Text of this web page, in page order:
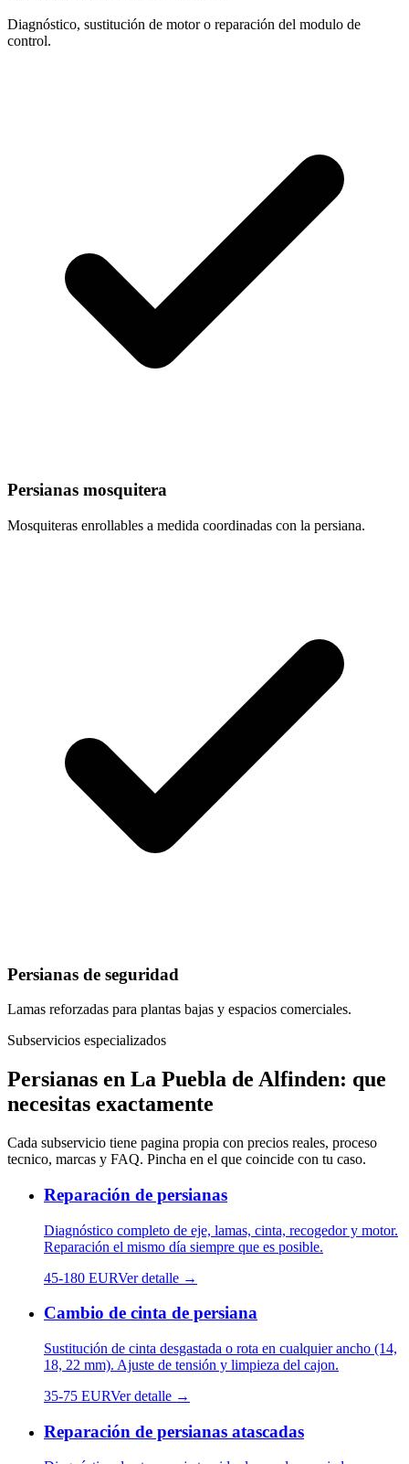
Diagnóstico, sustitución de motor o reparación del modulo de
control.
Persianas mosquitera
Mosquiteras enrollables a medida coordinadas con la persiana.
Persianas de seguridad
Lamas reforzadas para plantas bajas y espacios comerciales.
Subservicios especializados
Persianas en La Puebla de Alfinden: que
necesitas exactamente
Cada subservicio tiene pagina propia con precios reales, proceso
tecnico, marcas y FAQ. Pincha en el que coincide con tu caso.
Reparación de persianas
Diagnóstico completo de eje, lamas, cinta, recogedor y motor.
Reparación el mismo día siempre que es posible.
45-180 EURVer detalle →
Cambio de cinta de persiana
Sustitución de cinta desgastada o rota en cualquier ancho (14,
18, 22 mm). Ajuste de tensión y limpieza del cajon.
35-75 EURVer detalle →
Reparación de persianas atascadas